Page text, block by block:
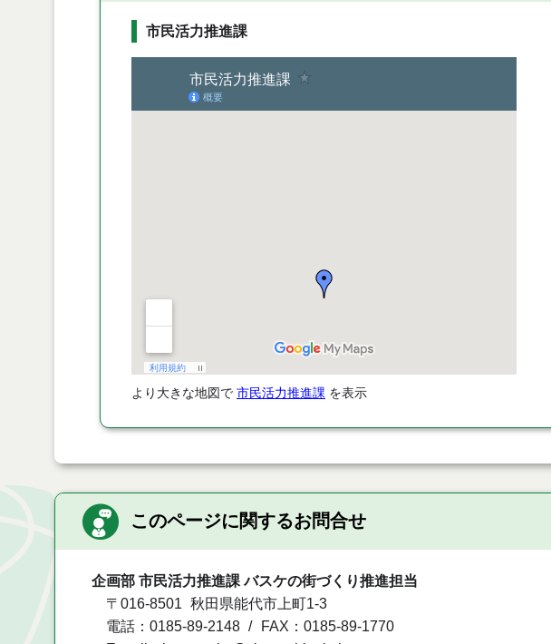
市民活力推進課
より大きな地図で 市民活力推進課 を表示
このページに関するお問合せ
企画部 市民活力推進課 バスケの街づくり推進担当
〒016-8501
秋田県能代市上町1-3
電話：0185-89-2148
FAX：0185-89-1770